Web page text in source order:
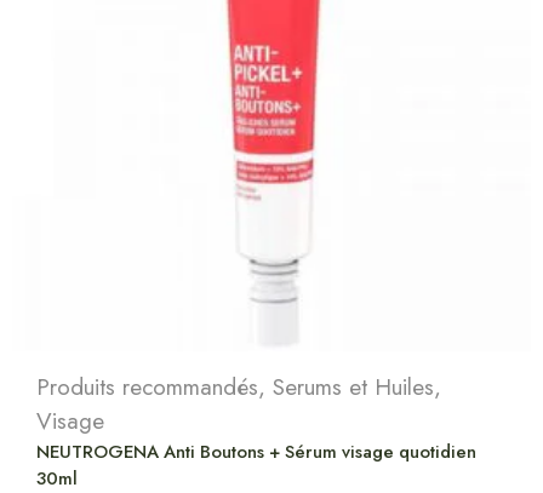
Produits recommandés, Serums et Huiles,
Visage
NEUTROGENA Anti Boutons + Sérum visage quotidien
30ml